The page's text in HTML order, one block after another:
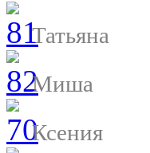
Татьяна
Миша
Ксения